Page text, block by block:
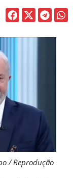
/ Reprodução